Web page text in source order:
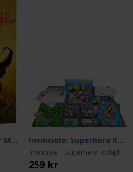
Dragonbane: Book of Magic Invincible: Superhero Roleplaying Starter Set
Invincible – Superhero Roleplaying
259 kr